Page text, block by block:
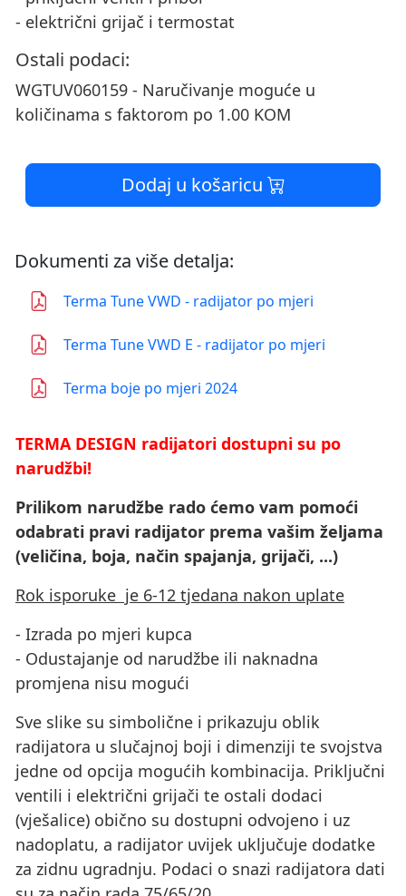
- električni grijač i termostat
Ostali podaci:
WGTUV060159 - Naručivanje moguće u
količinama s faktorom po 1.00 KOM
Dodaj u košaricu
Dokumenti za više detalja:
Terma Tune VWD - radijator po mjeri
Terma Tune VWD E - radijator po mjeri
Terma boje po mjeri 2024
TERMA DESIGN radijatori dostupni su po
narudžbi!
Prilikom narudžbe rado ćemo vam pomoći
odabrati pravi radijator prema vašim željama
(veličina, boja, način spajanja, grijači, ...)
Rok isporuke je 6-12 tjedana nakon uplate
- Izrada po mjeri kupca
- Odustajanje od narudžbe ili naknadna
promjena nisu mogući
Sve slike su simbolične i prikazuju oblik
radijatora u slučajnoj boji i dimenziji te svojstva
jedne od opcija mogućih kombinacija. Priključni
ventili i električni grijači te ostali dodaci
(vješalice) obično su dostupni odvojeno i uz
nadoplatu, a radijator uvijek uključuje dodatke
za zidnu ugradnju. Podaci o snazi ​​radijatora dati